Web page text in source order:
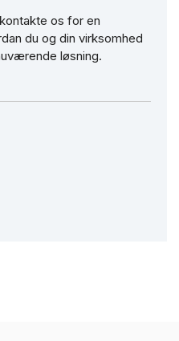
os for en
du og din virksomhed
løsning.